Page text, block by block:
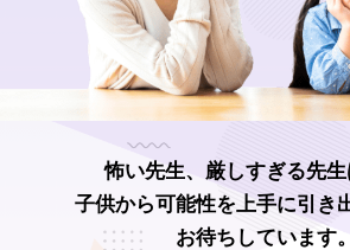
怖い先生、厳しすぎる先生
子供から可能性を上手に引き
お待ちしています。